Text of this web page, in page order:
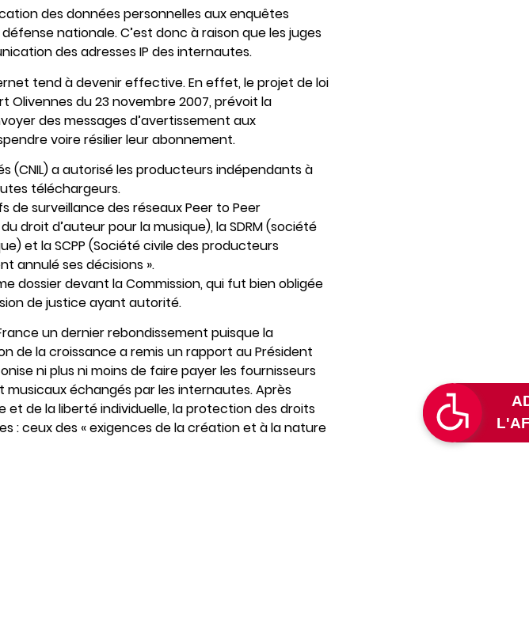
des données personnelles aux enquêtes
nationale. C’est donc à raison que les juges
des adresses IP des internautes.
tend à devenir effective. En effet, le projet de loi
du 23 novembre 2007, prévoit la
des messages d’avertissement aux
voire résilier leur abonnement.
(CNIL) a autorisé les producteurs indépendants à
téléchargeurs.
de surveillance des réseaux Peer to Peer
droit d’auteur pour la musique), la SDRM (société
et la SCPP (Société civile des producteurs
annulé ses décisions ».
dossier devant la Commission, qui fut bien obligée
de justice ayant autorité.
un dernier rebondissement puisque la
de la croissance a remis un rapport au Président
ni plus ni moins de faire payer les fournisseurs
échangés par les internautes. Après
de la liberté individuelle, la protection des droits
: ceux des « exigences de la création et à la nature